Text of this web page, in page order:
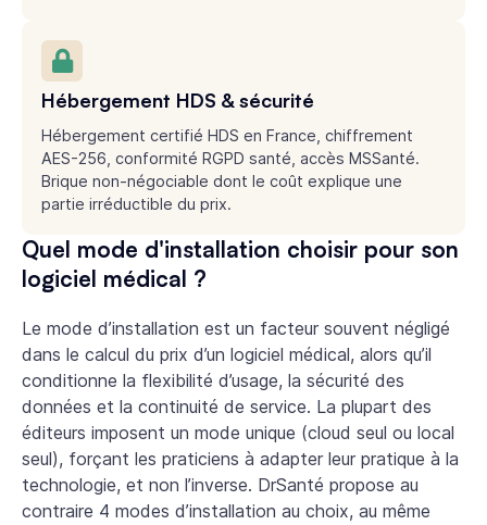
Hébergement HDS & sécurité
Hébergement certifié HDS en France, chiffrement
AES-256, conformité RGPD santé, accès MSSanté.
Brique non-négociable dont le coût explique une
partie irréductible du prix.
Quel mode d'installation choisir pour son
logiciel médical ?
Le mode d’installation est un facteur souvent négligé
dans le calcul du prix d’un logiciel médical, alors qu’il
conditionne la flexibilité d’usage, la sécurité des
données et la continuité de service. La plupart des
éditeurs imposent un mode unique (cloud seul ou local
seul), forçant les praticiens à adapter leur pratique à la
technologie, et non l’inverse. DrSanté propose au
contraire 4 modes d’installation au choix, au même